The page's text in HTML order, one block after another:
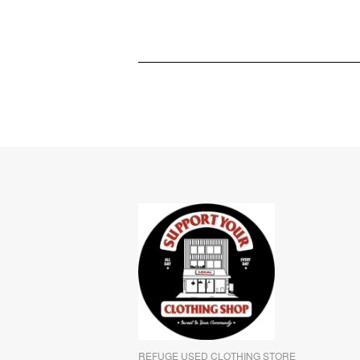
REFUGE USED CLOTHING STORE